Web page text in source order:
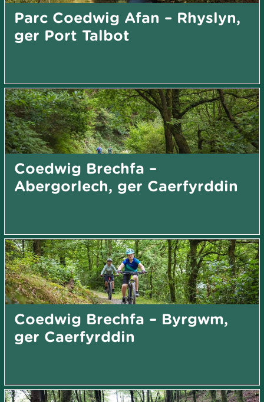
Parc Coedwig Afan – Rhyslyn,
ger Port Talbot
Coedwig Brechfa –
Abergorlech, ger Caerfyrddin
Coedwig Brechfa – Byrgwm,
ger Caerfyrddin